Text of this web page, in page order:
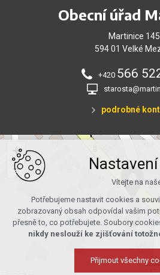
Obecní úřad
Martinice 145
594 01 Velké
+420 566
podrobné
+
−
Vítejte na
Potřebujeme nastavit cookies a
zobrazovaný obsah odpovídal vašim
přesně to, co potřebujete. Soubory
nikdy neslouží ke zjišťování
Přijmout všechny